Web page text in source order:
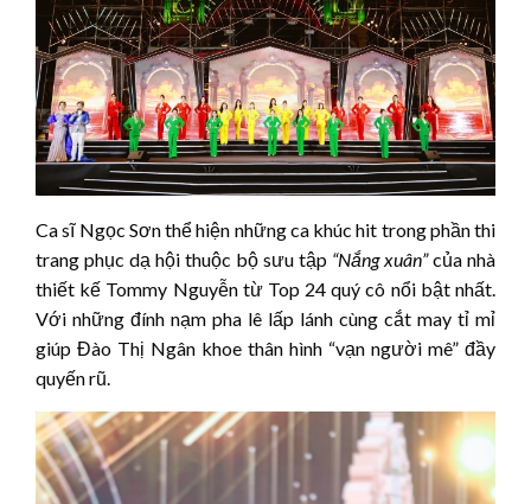
Ca sĩ Ngọc Sơn thể hiện những ca khúc hit trong phần thi
trang phục dạ hội thuộc bộ sưu tập “Nắng xuân”của nhà
thiết kế Tommy Nguyễn từ Top 24 quý cô nổi bật nhất.
Với những đính nạm pha lê lấp lánh cùng cắt may tỉ mỉ
giúp Đào Thị Ngân khoe thân hình “vạn người mê” đầy
quyến rũ.